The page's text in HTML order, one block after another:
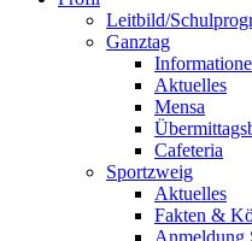
Leitbild/
Ganztag
Aktuelles
Mensa
Cafeteria
Sportzweig
Aktuelles
Fakten &
Anmeldung